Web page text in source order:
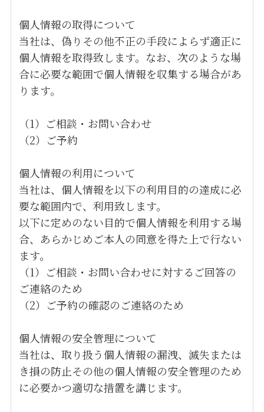
個人情報の取得について
当社は、偽りその他不正の手段によらず適正に
個人情報を取得致します。なお、次のような場
合に必要な範囲で個人情報を収集する場合があ
ります。
（1）ご相談・お問い合わせ
（2）ご予約
個人情報の利用について
当社は、個人情報を以下の利用目的の達成に必
要な範囲内で、利用致します。
以下に定めのない目的で個人情報を利用する場
合、あらかじめご本人の同意を得た上で行ない
ます。
（1）ご相談・お問い合わせに対するご回答の
ご連絡のため
（2）ご予約の確認のご連絡のため
個人情報の安全管理について
当社は、取り扱う個人情報の漏洩、滅失または
き損の防止その他の個人情報の安全管理のため
に必要かつ適切な措置を講じます。